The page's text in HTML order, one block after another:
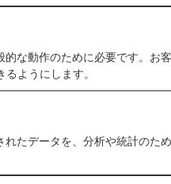
定日として、ANAマイ
的な動作のために必要です。お
ようにします。
たデータを、分析や統計のた